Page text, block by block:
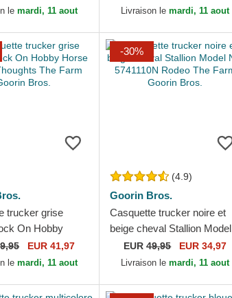
lemardi, 11 aout
Horse Play The Farm
Livraison lemardi, 11 aout
trucker grise
On Hobby
Thoughts The
Bros.
EUR 41,97
lemardi, 11 aout
-30%
(4.9)
Goorin Bros.
Casquette trucker noire et
beige cheval Stallion Model
No. 5741110N Rodeo The
Farm Goorin Bros.
EUR49,95 EUR 34,97
Livraison lemardi, 11 aout